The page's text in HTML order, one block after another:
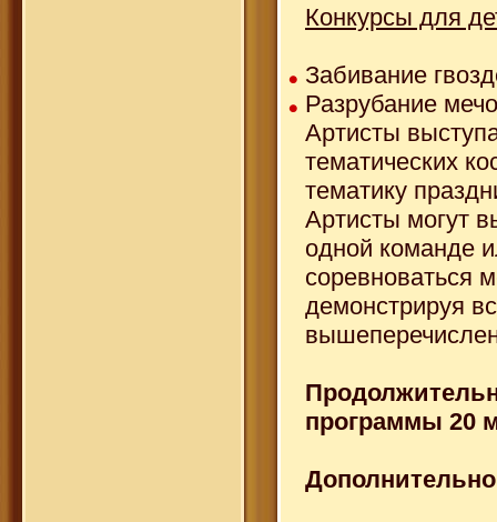
Конкурсы для
Забивание
Разрубание
Артисты
тематических
тематику
Артисты могут
одной команде
соревноваться
демонстрируя
программы 20